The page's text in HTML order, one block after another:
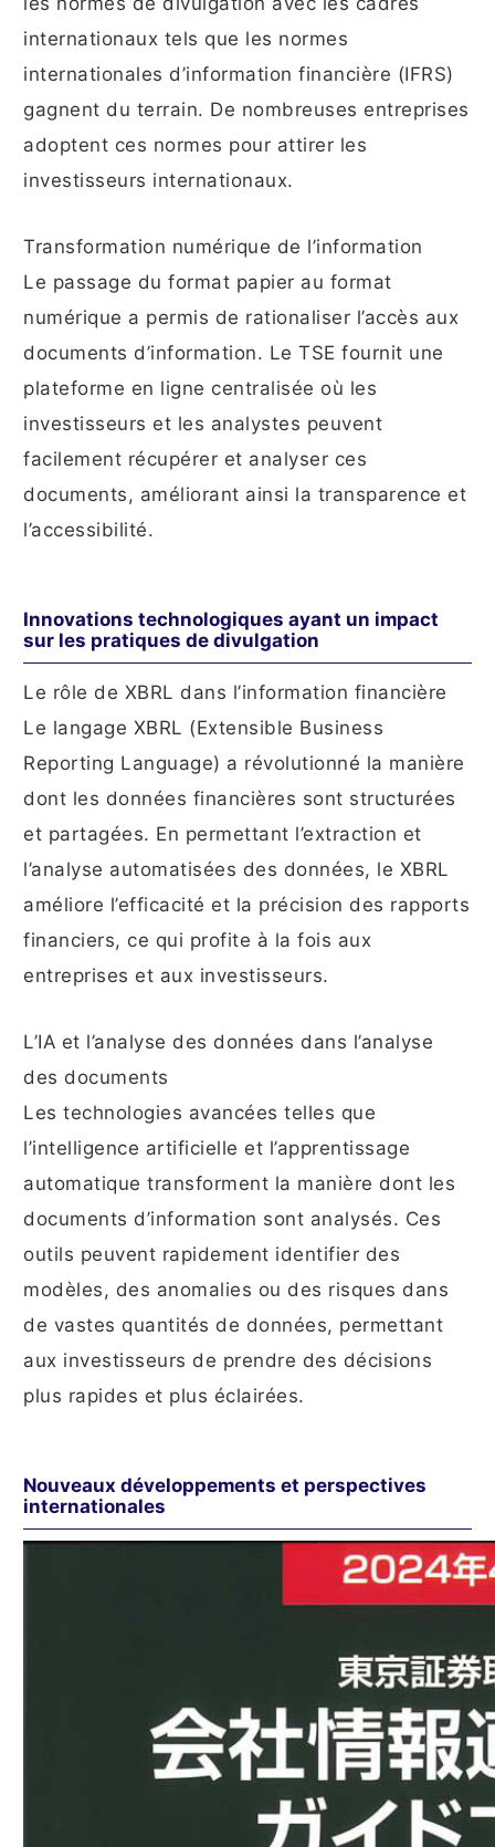
internationaux tels que les normes
internationales d’information financière (IFRS)
gagnent du terrain. De nombreuses entreprises
adoptent ces normes pour attirer les
investisseurs internationaux.
Transformation numérique de l’information
Le passage du format papier au format
numérique a permis de rationaliser l’accès aux
documents d’information. Le TSE fournit une
plateforme en ligne centralisée où les
investisseurs et les analystes peuvent
facilement récupérer et analyser ces
documents, améliorant ainsi la transparence et
l’accessibilité.
Innovations technologiques ayant un impact
sur les pratiques de divulgation
Le rôle de XBRL dans l’information financière
Le langage XBRL (Extensible Business
Reporting Language) a révolutionné la manière
dont les données financières sont structurées
et partagées. En permettant l’extraction et
l’analyse automatisées des données, le XBRL
améliore l’efficacité et la précision des rapports
financiers, ce qui profite à la fois aux
entreprises et aux investisseurs.
L’IA et l’analyse des données dans l’analyse
des documents
Les technologies avancées telles que
l’intelligence artificielle et l’apprentissage
automatique transforment la manière dont les
documents d’information sont analysés. Ces
outils peuvent rapidement identifier des
modèles, des anomalies ou des risques dans
de vastes quantités de données, permettant
aux investisseurs de prendre des décisions
plus rapides et plus éclairées.
Nouveaux développements et perspectives
internationales